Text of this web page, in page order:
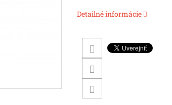
Detailné informácie